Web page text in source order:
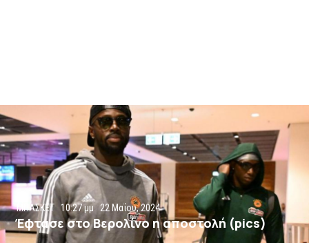
ΜΠΑΣΚΕΤ 10:27 μμ 22 Μαΐου, 2024
Έφτασε στο Βερολίνο η αποστολή (pics)